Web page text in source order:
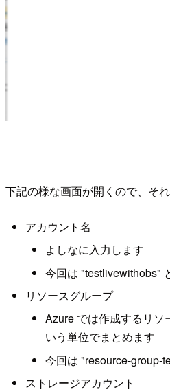
下記の様な画面が開くので、そ
アカウント名
よしなに入力します
今回は "testlivewithobs"
リソースグループ
Azure では作成するリソ
いう単位でまとめます
今回は "resource-group-
ストレージアカウント